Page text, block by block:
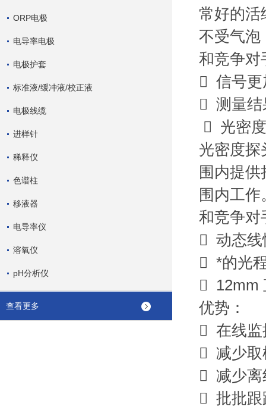
ORP电极
电导率电极
电极护套
标准液/缓冲液/校正液
电极线缆
进样针
稀释仪
色谱柱
移液器
电导率仪
溶氧仪
pH分析仪
查看更多
常好的活
不受气泡
和竞争
 信号
 测量
 光密
光密度探
围内提
围内工
和竞争
 动态线
 *的光
 12mm
优势：
 在线监
 减少取
 减少离
 批批跟